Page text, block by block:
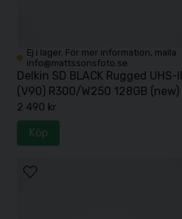
Ej i lager. För mer information, maila
info@mattssonsfoto.se
Delkin SD BLACK Rugged UHS-II
(V90) R300/W250 128GB (new)
2 490 kr
Köp